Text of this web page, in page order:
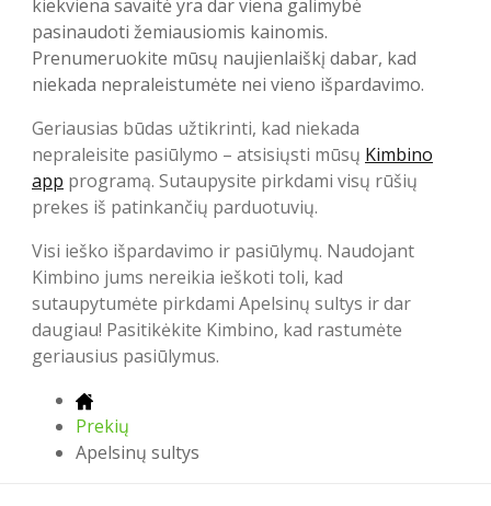
kiekviena savaitė yra dar viena galimybė
pasinaudoti žemiausiomis kainomis.
Prenumeruokite mūsų naujienlaiškį dabar, kad
niekada nepraleistumėte nei vieno išpardavimo.
Geriausias būdas užtikrinti, kad niekada
nepraleisite pasiūlymo – atsisiųsti mūsų Kimbino
app programą. Sutaupysite pirkdami visų rūšių
prekes iš patinkančių parduotuvių.
Visi ieško išpardavimo ir pasiūlymų. Naudojant
Kimbino jums nereikia ieškoti toli, kad
sutaupytumėte pirkdami Apelsinų sultys ir dar
daugiau! Pasitikėkite Kimbino, kad rastumėte
geriausius pasiūlymus.
Prekių
Apelsinų sultys